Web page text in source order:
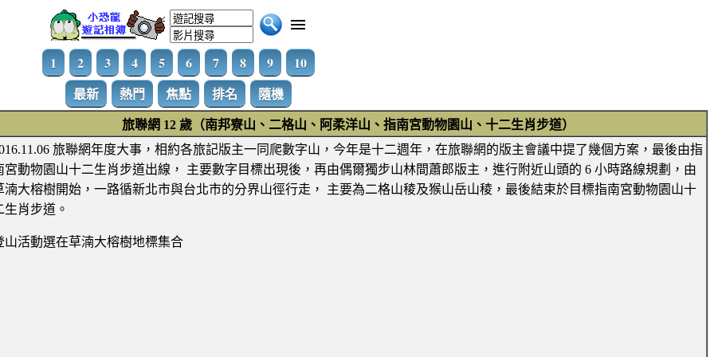
1 2 3 4 5 6 7 8 9
10
最新
熱門 焦點 排名 隨機
旅聯網 12 歲（南邦寮山、二格山、阿柔洋山、指南宮動物園山、十二生肖步道）
旅聯網年度大事，相約各旅記版主一同爬數字山，今年是十二週年，在旅聯網的版主會議中提了幾個方案，最後由指
宮動物園山十二生肖步道出線， 主要數字目標出現後，再由偶爾獨步山林間蕭郎版主，進行附近山頭的 6 小時路線規劃，由
湳大榕樹開始，一路循新北市與台北市的分界山徑行走， 主要為二格山稜及猴山岳山稜，最後結束於目標指南宮動物園山十
生肖步道。
山活動選在草湳大榕樹地標集合